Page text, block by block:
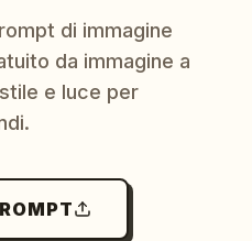
di immagine
da immagine a
e luce per